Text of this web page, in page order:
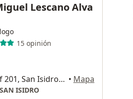
Lescano Alva
15 opinión
Av. Guardia Civil 482, Of 201, San Isidro, San Isidro • Mapa
ISIDRO